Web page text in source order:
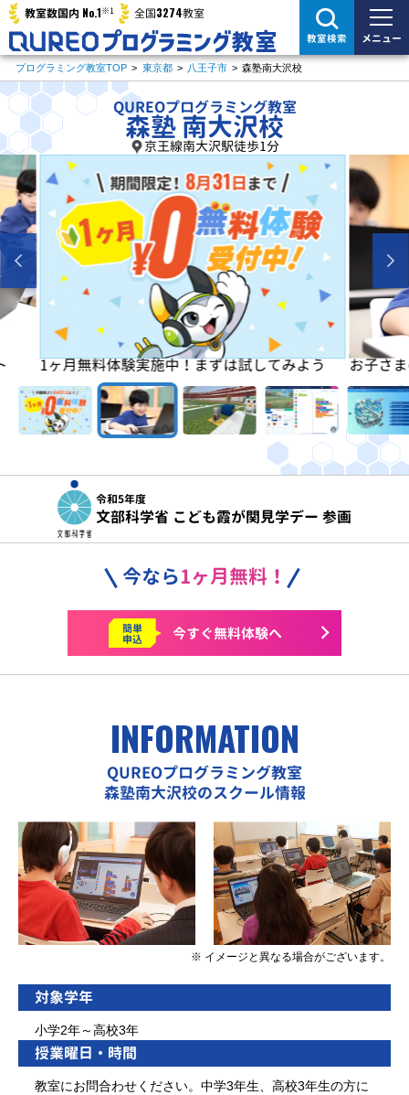
教室数国内 No.1※1 全国3274教室
教室検索 メニュー
プログラミング教室TOP > 東京都 > 八王子市 > 森塾南大沢校
QUREOプログラミング教室
森塾 南大沢校
京王線南大沢駅徒歩1分
う お子さまの「楽しい」を学びの原動力に！ 初め
令和5年度
文部科学省 こども霞が関見学デー 参画
今なら1ヶ月無料！
簡単
申込 今すぐ無料体験へ
INFORMATION
QUREOプログラミング教室
森塾南大沢校のスクール情報
※ イメージと異なる場合がございます。
対象学年
小学2年～高校3年
授業曜日・時間
教室にお問合わせください。中学3年生、高校3年生の方に